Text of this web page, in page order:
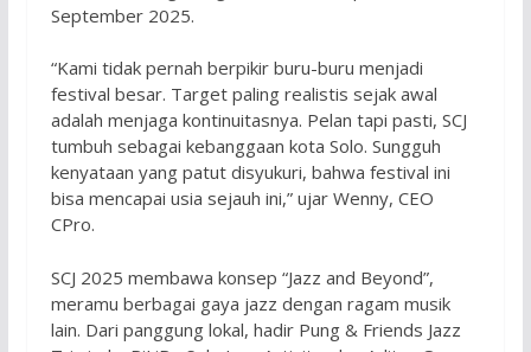
September 2025.
“Kami tidak pernah berpikir buru-buru menjadi
festival besar. Target paling realistis sejak awal
adalah menjaga kontinuitasnya. Pelan tapi pasti, SCJ
tumbuh sebagai kebanggaan kota Solo. Sungguh
kenyataan yang patut disyukuri, bahwa festival ini
bisa mencapai usia sejauh ini,” ujar Wenny, CEO
CPro.
SCJ 2025 membawa konsep “Jazz and Beyond”,
meramu berbagai gaya jazz dengan ragam musik
lain. Dari panggung lokal, hadir Pung & Friends Jazz